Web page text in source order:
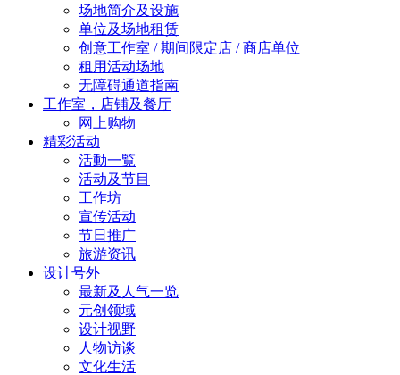
场地简介及设施
单位及场地租赁
创意工作室 / 期间限定店 / 商店单位
租用活动场地
无障碍通道指南
工作室，店铺及餐厅
网上购物
精彩活动
活動一覧
活动及节目
工作坊
宣传活动
节日推广
旅游资讯
设计号外
最新及人气一览
元创领域
设计视野
人物访谈
文化生活